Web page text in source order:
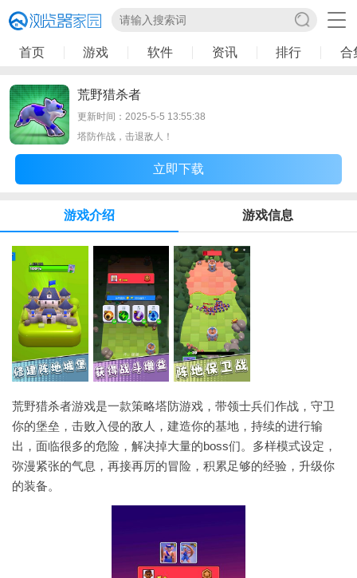
首页 游戏 软件 资讯 排行 合
荒野猎杀者
更新时间：2025-5-5 13:55:38
塔防作战，击退敌人！
立即下载
游戏介绍 游戏信息
荒野猎杀者游戏是一款策略塔防游戏，带领士兵们作战，守卫
你的堡垒，击败入侵的敌人，建造你的基地，持续的进行输
出，面临很多的危险，解决掉大量的boss们。多样模式设定，
弥漫紧张的气息，再接再厉的冒险，积累足够的经验，升级你
的装备。